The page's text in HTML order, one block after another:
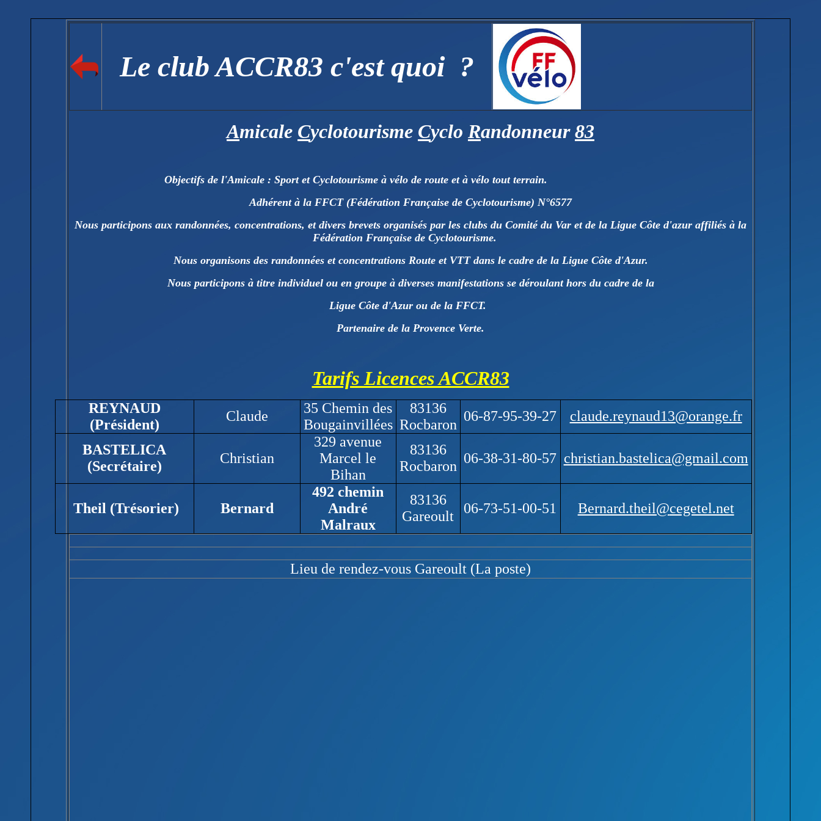
Le club ACCR83 c'est quoi ?
Amicale Cyclotourisme Cyclo Randonneur83
Objectifs de l'Amicale : Sport et Cyclotourisme à vélo de route et à vélo tout terrain.
Adhérent à la FFCT (Fédération Française de Cyclotourisme) N°6577
Nous participons aux randonnées, concentrations, et divers brevets organisés par les clubs du Comité du Var et de la Ligue Côte d'azur affiliés à la
Fédération Française de Cyclotourisme.
Nous organisons des randonnées et concentrations Route et VTT dans le cadre de la Ligue Côte d'Azur.
Nous participons à titre individuel ou en groupe à diverses manifestations se déroulant hors du cadre de la
Ligue Côte d'Azur ou de la FFCT.
Partenaire de la Provence Verte.
Tarifs Licences ACCR83
REYNAUD
(Président)
Claude
35 Chemin des
Bougainvillées
83136
Rocbaron
06-87-95-39-27 claude.reynaud13@orange.fr
BASTELICA
(Secrétaire)
Christian
329 avenue
Marcel le
Bihan
83136
Rocbaron 06-38-31-80-57 christian.bastelica@gmail.com
Theil (Trésorier) Bernard
492 chemin
André
Malraux
83136
Gareoult
06-73-51-00-51 Bernard.theil@cegetel.net
Lieu de rendez-vous Gareoult (La poste)